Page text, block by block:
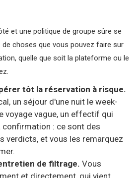
et une politique de groupe sûre se
de choses que vous pouvez faire sur
quelle que soit la plateforme ou le
tôt la réservation à risque.
un séjour d'une nuit le week-
voyage vague, un effectif qui
confirmation : ce sont des
verdicts, et vous les remarquez
de filtrage. Vous
et directement, qui vient,